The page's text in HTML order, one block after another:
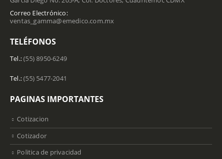
Correo Electrónico:
ventas_gamma@emedico.com.mx
TELÉFONOS
Tel.:(55) 8950-6249
Tel.:(55) 5477-2041
PAGINAS IMPORTANTES
Cotizacion
Cotizador
Politica de privacidad